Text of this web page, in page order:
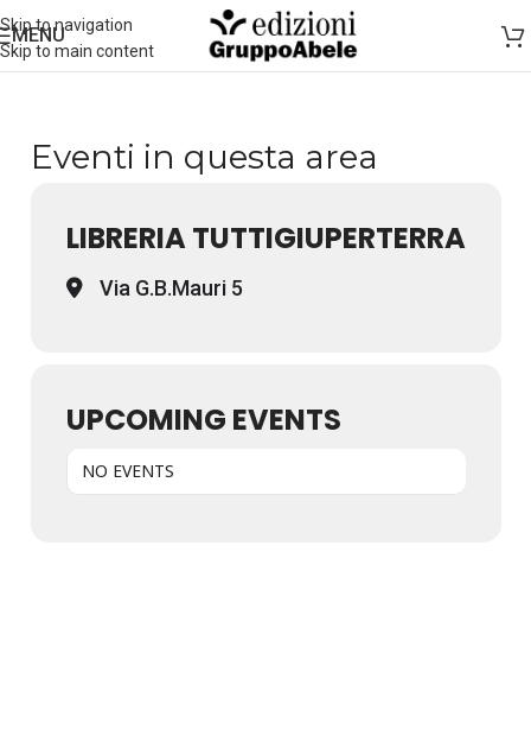
Skip to navigation
Skip to main content
MENU
Eventi in questa area
LIBRERIA TUTTIGIUPERTERRA
Via G.B.Mauri 5
UPCOMING EVENTS
NO EVENTS